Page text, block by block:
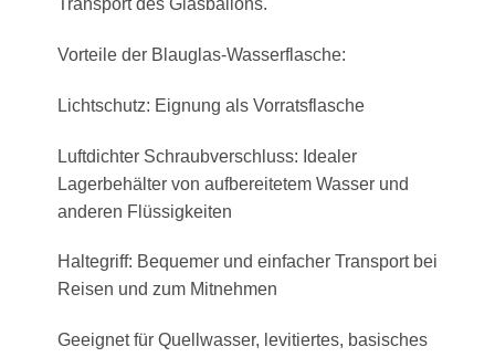
Transport des Glasballons.
Vorteile der Blauglas-Wasserflasche:
Lichtschutz: Eignung als Vorratsflasche
Luftdichter Schraubverschluss: Idealer
Lagerbehälter von aufbereitetem Wasser und
anderen Flüssigkeiten
Haltegriff: Bequemer und einfacher Transport bei
Reisen und zum Mitnehmen
Geeignet für Quellwasser, levitiertes, basisches